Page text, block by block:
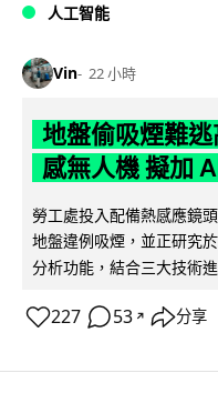
人工智能
Vin 22 小時
地盤偷吸煙難
感無人機 擬加
勞工處投入配備熱感應鏡
地盤違例吸煙，並正研究
分析功能，結合三大技術
227 53 ↗ 分享